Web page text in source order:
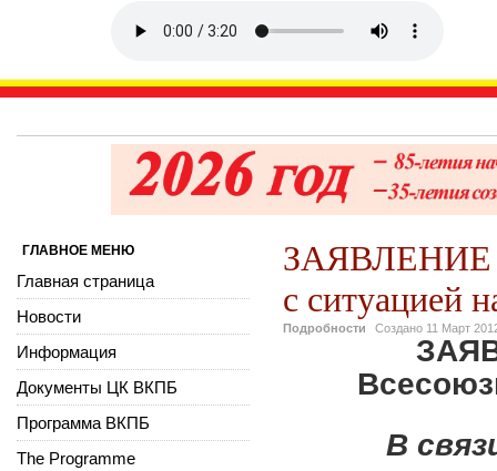
ЗАЯВЛЕНИЕ
с ситуацией
Подробности Создано 11 Март
В
ГЛАВНОЕ МЕНЮ
Главная страница
Новости
Информация
Документы ЦК ВКПБ
Программа ВКПБ
The Programme